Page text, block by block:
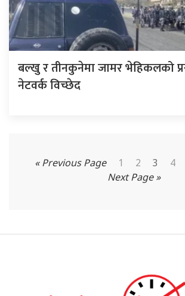
बल्खु र तीनकुनेमा जामर भेहिकलको
नेटवर्क विच्छेद
« Previous Page 1 2 3 4
Next Page »